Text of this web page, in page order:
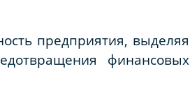
предприятия, выделяя
финансовых